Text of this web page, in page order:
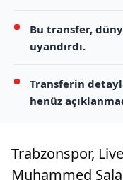
Bu transfer,
uyandırdı.
Transferin
henüz
Trabzonspor,
Muhammed